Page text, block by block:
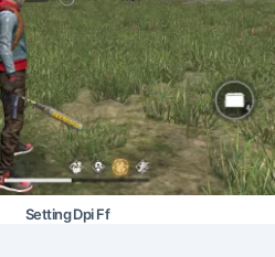
Setting Dpi Ff